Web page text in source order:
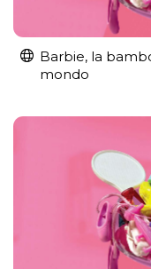
Barbie, la
mondo